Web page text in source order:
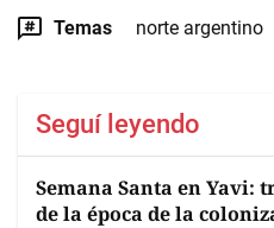
Temas norte argentino
Seguí leyendo
Semana Santa en Yavi:
de la época de la